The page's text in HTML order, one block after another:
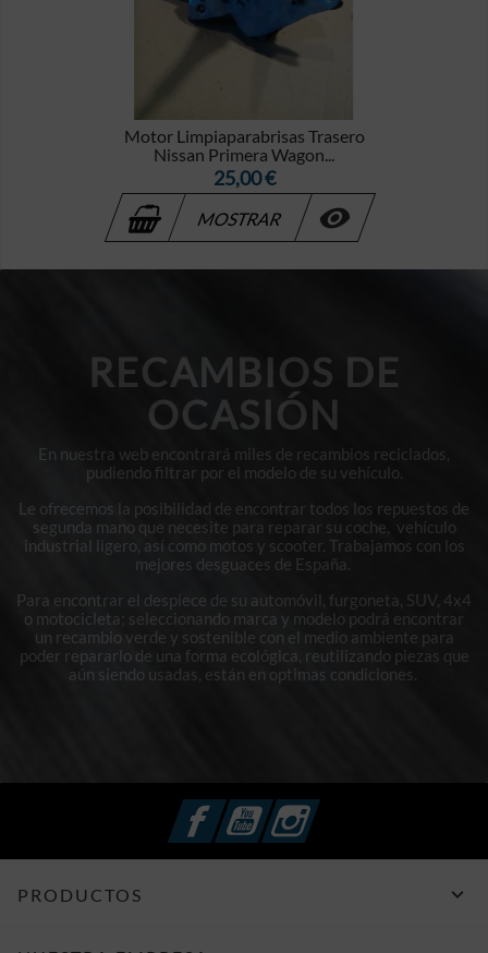
Motor Limpiaparabrisas Trasero
Nissan Primera Wagon...
Precio
25,00 €
MOSTRAR 
RECAMBIOS DE
OCASIÓN
En nuestra web encontrará miles de recambios reciclados,
pudiendo filtrar por el modelo de su vehículo.
Le ofrecemos la posibilidad de encontrar todos los repuestos de
segunda mano que necesite para reparar su coche, vehículo
industrial ligero, así como motos y scooter. Trabajamos con los
mejores desguaces de España.
Para encontrar el despiece de su automóvil, furgoneta, SUV, 4x4
o motocicleta; seleccionando marca y modelo podrá encontrar
un recambio verde y sostenible con el medio ambiente para
poder repararlo de una forma ecológica, reutilizando piezas que
aún siendo usadas, están en optimas condiciones.
FacebookYouTubeInstagram
PRODUCTOS 